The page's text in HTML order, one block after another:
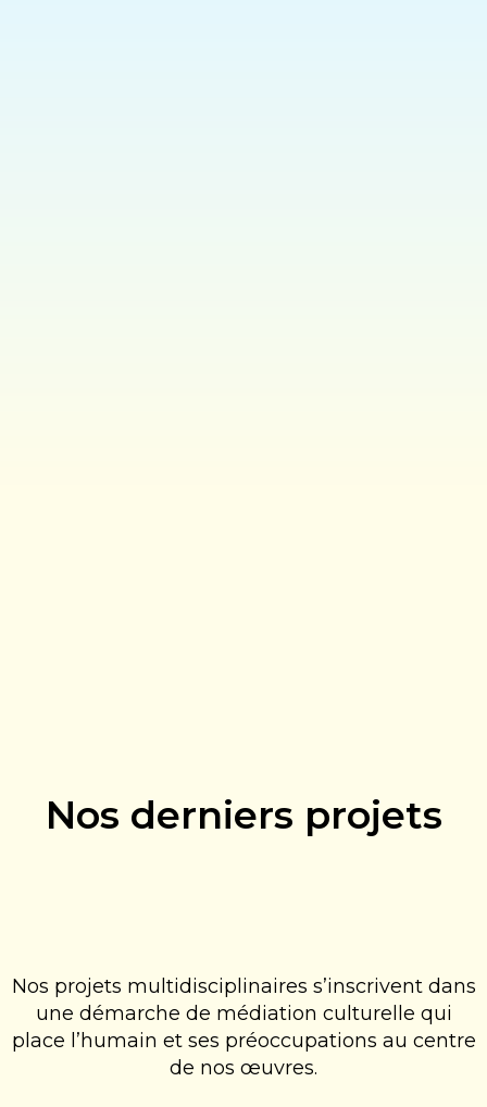
Nos derniers projets
Nos projets multidisciplinaires s’inscrivent dans
une démarche de médiation culturelle qui
place l’humain et ses préoccupations au centre
de nos œuvres.